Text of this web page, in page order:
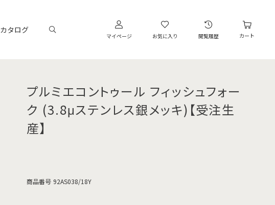
カタログ
マイページ お気に入り 閲覧履歴 カート
プルミエコントゥール フィッシュフォー
ク (3.8μステンレス銀メッキ)【受注生
産】
商品番号 92AS038/18Y